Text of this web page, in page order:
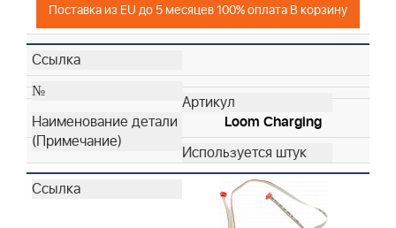
Поставка из EU до 5 месяцев 100% оплата В корзину
Loom Charging